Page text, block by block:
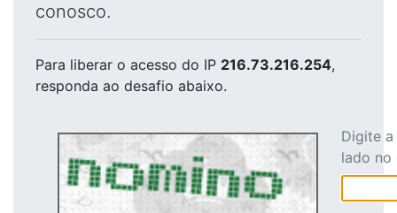
conosco.
Para liberar o acesso do IP 216.73.216.254,
responda ao desafio abaixo.
Digite
lado no